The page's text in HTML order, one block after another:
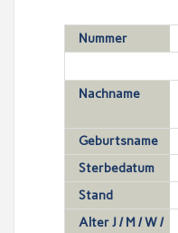
Nummer
Nachname
Geburtsname
Sterbedatum
Stand
Alter J / M / W /